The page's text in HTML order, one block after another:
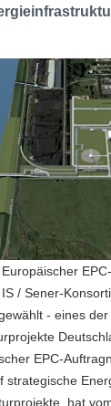
/ Sener-
- eines
EPC-
strategische
hat